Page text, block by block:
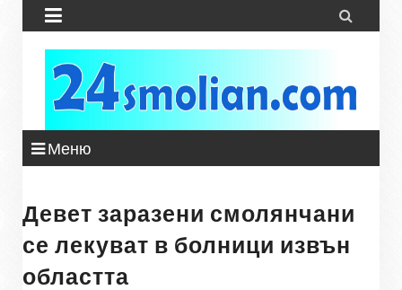
 
Меню
Девет заразени смолянчани
се лекуват в болници извън
областта